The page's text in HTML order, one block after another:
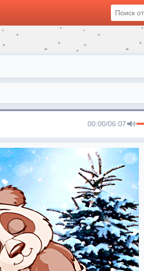
00:00/06:07